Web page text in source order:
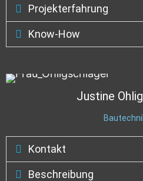
Projekterfahrung
Know-How
Justine
Kontakt
Beschreibung